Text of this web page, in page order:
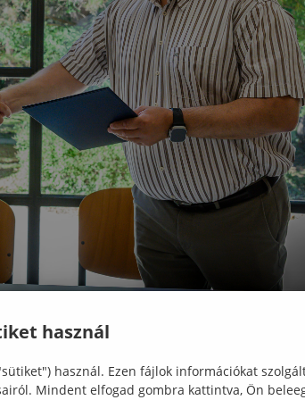
egyik legfontosabb
válaszokat adjon a
használ
használ. Ezen fájlok információkat
Mindent elfogad gombra kattintva, Ön